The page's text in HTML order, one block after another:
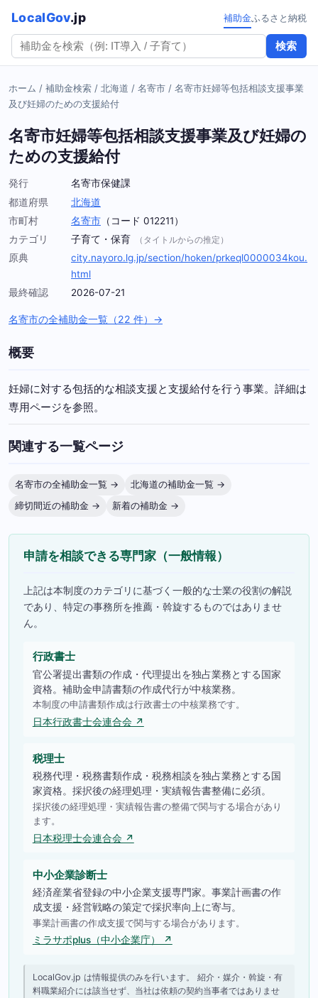
LocalGov.jp
検索
補助金ふるさと納税
ホーム / 補助金検索 / 北海道 / 名寄市 / 名寄市妊婦等包括相談支援事業
及び妊婦のための支援給付
名寄市妊婦等包括相談支援事業及び妊婦の
ための支援給付
発行
名寄市保健課
都道府県
北海道
市町村
名寄市 （コード 012211）
カテゴリ
子育て・保育 （タイトルからの推定）
原典
city.nayoro.lg.jp/section/hoken/prkeql0000034kou.
html
最終確認
2026-07-21
名寄市の全補助金一覧（22 件）→
概要
妊婦に対する包括的な相談支援と支援給付を行う事業。詳細は
専用ページを参照。
関連する一覧ページ
名寄市の全補助金一覧 →
北海道の補助金一覧 →
締切間近の補助金 →
新着の補助金 →
申請を相談できる専門家（一般情報）
上記は本制度のカテゴリに基づく一般的な士業の役割の解説
であり、特定の事務所を推薦・斡旋するものではありませ
ん。
行政書士
官公署提出書類の作成・代理提出を独占業務とする国家
資格。補助金申請書類の作成代行が中核業務。
本制度の申請書類作成は行政書士の中核業務です。
日本行政書士会連合会 ↗
税理士
税務代理・税務書類作成・税務相談を独占業務とする国
家資格。採択後の経理処理・実績報告書整備に必須。
採択後の経理処理・実績報告書の整備で関与する場合があり
ます。
日本税理士会連合会 ↗
中小企業診断士
経済産業省登録の中小企業支援専門家。事業計画書の作
成支援・経営戦略の策定で採択率向上に寄与。
事業計画書の作成支援で関与する場合があります。
ミラサポplus（中小企業庁） ↗
LocalGov.jp は情報提供のみを行います。 紹介・媒介・斡旋・有
料職業紹介には該当せず、当社は依頼の契約当事者ではありませ